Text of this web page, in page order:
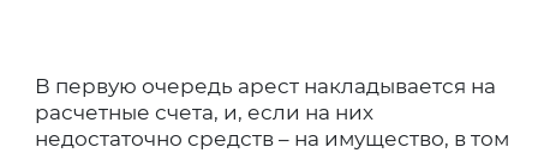
В первую очередь арест накладывается на
расчетные счета, и, если на них
недостаточно средств – на имущество, в том